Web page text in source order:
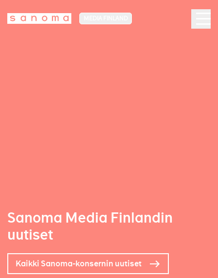
Sanoma Media Finlandin
uutiset
Kaikki Sanoma-konsernin uutiset